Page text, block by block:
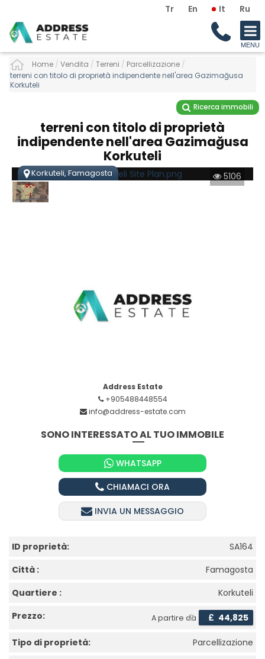
Tr En It Ru
Home / Vendita / Terreni / Parcellizazione /
terreni con titolo di proprietà indipendente nell'area Gazimağusa
Korkuteli
Ricerca immobili
terreni con titolo di proprietà
indipendente nell'area Gazimağusa
Korkuteli
5106
Korkuteli, Famagosta
Address Estate
+905488448554
info@address-estate.com
SONO INTERESSATO AL TUO IMMOBILE
WHATSAPP
CHIAMACI ORA
INVIA UN MESSAGGIO
ID proprietà:
SA164
Città :
Famagosta
Quartiere :
Korkuteli
Prezzo:
A partire da £ 44,825
Tipo di proprietà:
Parcellizazione